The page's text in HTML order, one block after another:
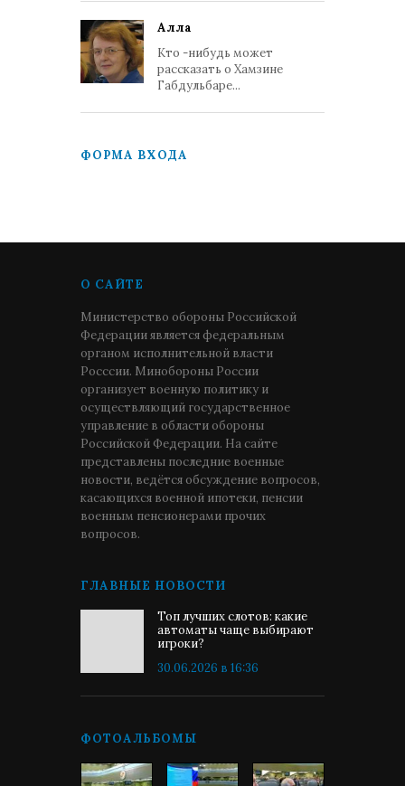
Алла
Кто -нибудь может
рассказать о Хамзине
Габдульбаре...
ФОРМА ВХОДА
О САЙТЕ
Министерство обороны Российской
Федерации является федеральным
органом исполнительной власти
Росссии. Минобороны России
организует военную политику и
осуществляющий государственное
управление в области обороны
Российской Федерации. На сайте
представлены последние военные
новости, ведётся обсуждение вопросов,
касающихся военной ипотеки, пенсии
военным пенсионерами прочих
вопросов.
ГЛАВНЫЕ НОВОСТИ
Топ лучших слотов: какие
автоматы чаще выбирают
игроки?
30.06.2026 в 16:36
ФОТОАЛЬБОМЫ